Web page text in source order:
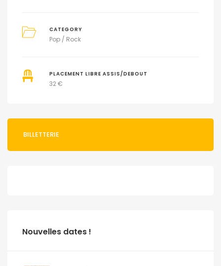
CATEGORY
Pop / Rock
PLACEMENT LIBRE ASSIS/DEBOUT
32 €
BILLETTERIE
Nouvelles dates !